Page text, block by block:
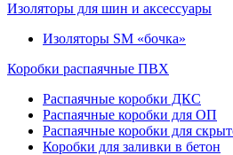
Изоляторы для шин и аксессуары
Изоляторы SM «бочка»
Коробки распаячные ПВХ
Распаячные коробки ДКС
Распаячные коробки для ОП
Распаячные коробки для
Коробки для заливки в бетон